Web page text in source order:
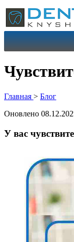
Перейти
содержимому
Главная > Блог
Оновлено
У вас